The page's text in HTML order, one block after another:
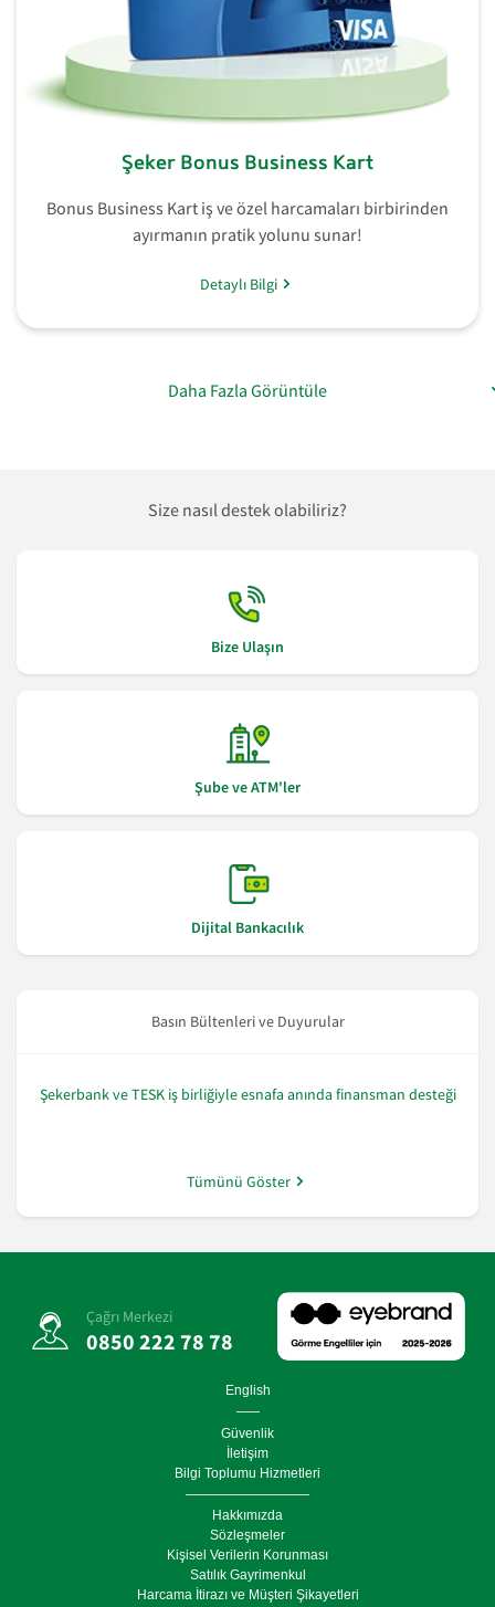
Şeker Bonus Business Kart
Bonus Business Kart iş ve özel harcamaları birbirinden
ayırmanın pratik yolunu sunar!
Detaylı Bilgi
Daha Fazla Görüntüle
Size nasıl destek olabiliriz?
Bize Ulaşın
Şube ve ATM'ler
Dijital Bankacılık
Basın Bültenleri ve Duyurular
Şekerbank ve TESK iş birliğiyle esnafa anında finansman desteği
Tümünü Göster
Çağrı Merkezi
0850 222 78 78
English
Güvenlik
İletişim
Bilgi Toplumu Hizmetleri
Hakkımızda
Sözleşmeler
Kişisel Verilerin Korunması
Satılık Gayrimenkul
Harcama İtirazı ve Müşteri Şikayetleri